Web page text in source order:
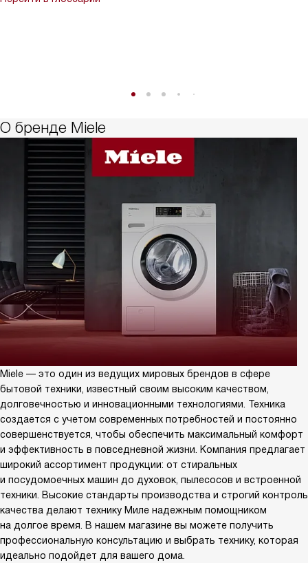
О бренде Miele
Miele — это один из ведущих мировых брендов в сфере
бытовой техники, известный своим высоким качеством,
долговечностью и инновационными технологиями. Техника
создается с учетом современных потребностей и постоянно
совершенствуется, чтобы обеспечить максимальный комфорт
и эффективность в повседневной жизни. Компания предлагает
широкий ассортимент продукции: от стиральных
и посудомоечных машин до духовок, пылесосов и встроенной
техники. Высокие стандарты производства и строгий контроль
качества делают технику Миле надежным помощником
на долгое время. В нашем магазине вы можете получить
профессиональную консультацию и выбрать технику, которая
идеально подойдет для вашего дома.